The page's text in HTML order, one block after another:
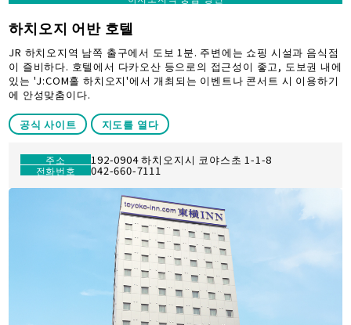
하치오지 어반 호텔
JR 하치오지역 남쪽 출구에서 도보 1분. 주변에는 쇼핑 시설과 음식점
이 즐비하다. 호텔에서 다카오산 등으로의 접근성이 좋고, 도보권 내에
있는 'J:COM홀 하치오지'에서 개최되는 이벤트나 콘서트 시 이용하기
에 안성맞춤이다.
공식 사이트
지도를 열다
주소 192-0904 하치오지시 코야스초 1-1-8
전화번호 042-660-7111